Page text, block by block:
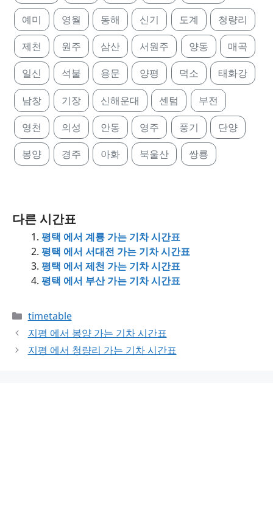
예미 영월 동해 신기 도계 청량리
제천 원주 삼산 서원주 양동 매곡
일신 석불 용문 양평 덕소 태화강
남창 기장 신해운대 센텀 부전
영천 의성 안동 영주 풍기 단양
봉양 경주 아화 북울산 쌍룡
다른 시간표
평택 에서 계룡 가는 기차 시간표
평택 에서 서대전 가는 기차 시간표
평택 에서 제천 가는 기차 시간표
평택 에서 부산 가는 기차 시간표
Categories
timetable
지평 에서 봉양 가는 기차 시간표
지평 에서 청량리 가는 기차 시간표